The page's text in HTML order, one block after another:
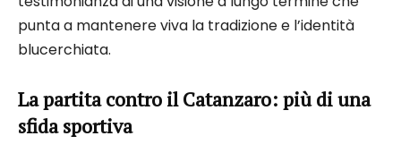
punta a mantenere viva la tradizione e l’identità
blucerchiata.
La partita contro il Catanzaro: più di una
sfida sportiva